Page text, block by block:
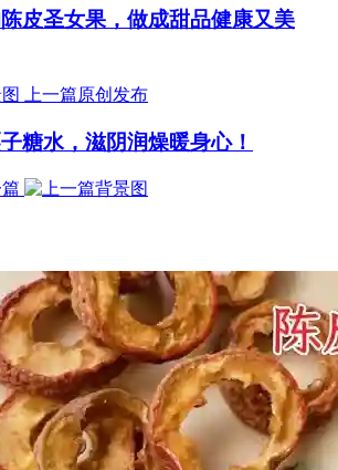
皮圣女果，做成甜品健康又美
上一篇原创发布
糖水，滋阴润燥暖身心！